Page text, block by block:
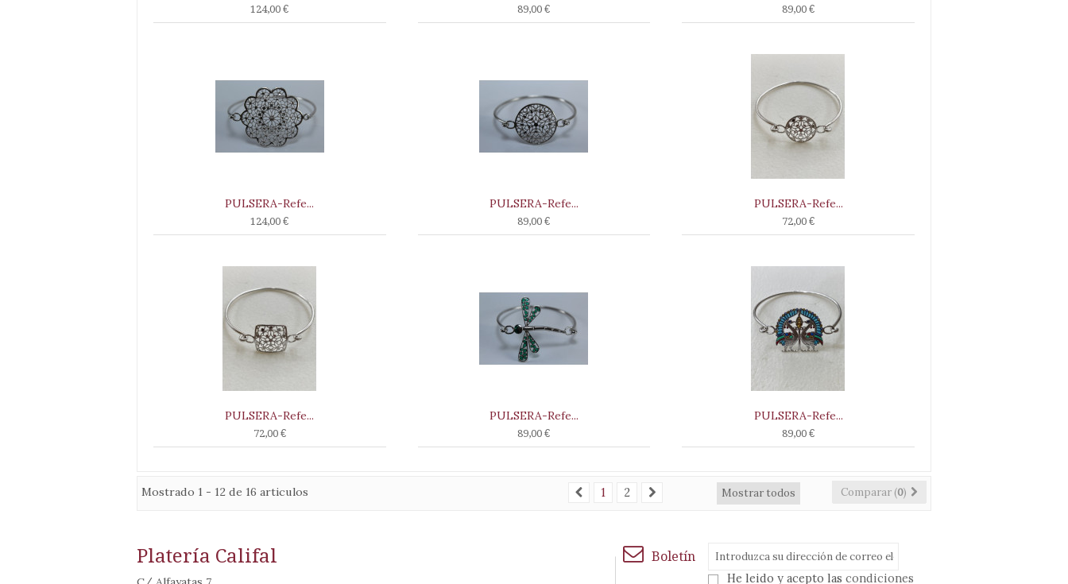
124,00 € 89,00 € 89,00 €
PULSERA-Refe...
124,00 €
PULSERA-Refe...
89,00 €
PULSERA-Refe...
72,00 €
PULSERA-Refe...
72,00 €
PULSERA-Refe...
89,00 €
PULSERA-Refe...
89,00 €
Comparar (0)
Mostrar todos
1 2
Mostrado 1 - 12 de 16 articulos
Platería Califal
Boletín
He leido y acepto las condiciones